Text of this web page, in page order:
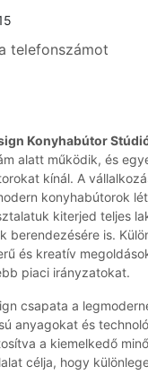
telefonszámot
Konyhabútor
alatt működik, és
kínál. A
konyhabútorok
kiterjed teljes
berendezésére is.
és kreatív
piaci irányzatokat.
csapata a
anyagokat és
a kiemelkedő
célja, hogy